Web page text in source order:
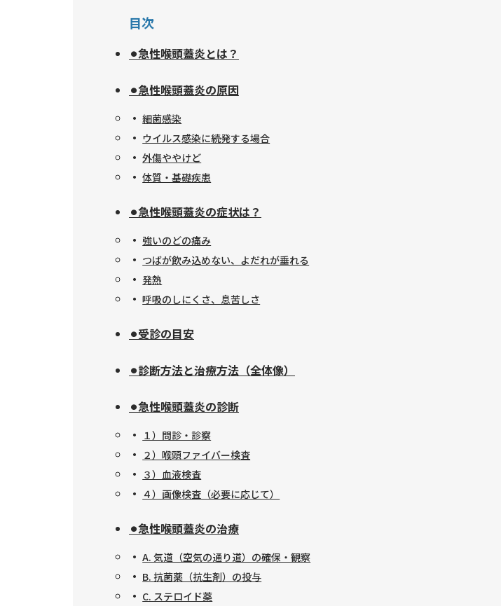
目次
⚫︎急性喉頭蓋炎とは？
⚫︎急性喉頭蓋炎の原因
細菌感染
ウイルス感染に続発する場合
外傷ややけど
体質・基礎疾患
⚫︎急性喉頭蓋炎の症状は？
強いのどの痛み
つばが飲み込めない、よだれが垂れる
発熱
呼吸のしにくさ、息苦しさ
⚫︎受診の目安
⚫︎診断方法と治療方法（全体像）
⚫︎急性喉頭蓋炎の診断
１）問診・診察
２）喉頭ファイバー検査
３）血液検査
４）画像検査（必要に応じて）
⚫︎急性喉頭蓋炎の治療
A. 気道（空気の通り道）の確保・観察
B. 抗菌薬（抗生剤）の投与
C. ステロイド薬